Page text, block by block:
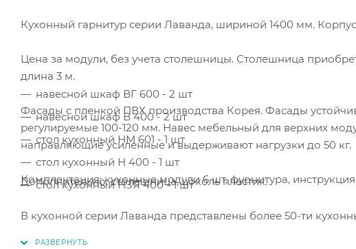
Кухонный гарнитур серии Лаванда, шириной 1400 мм.
Цена за модули, без учета столешницы. Столешница
длина 3 м.
Фасады с пленкой ПВХ производства Корея. Фасады
регулируемые 100-120 мм. Навес мебельный для верхних
направляющие усиленные и выдерживают нагрузки до 50 кг.
Комплектация: кухонные модули 6 шт, фурнитура,
навесной шкаф ВГ 600 - 2 шт
навесной шкаф В 400 - 2 шт
стол кухонный НМ 601 - 1 шт
стол кухонный Н 400 - 1 шт
стол кухонный НЗЯ 400 - 1 шт
Дополнительно: столешница, цоколь пластик.
В кухонной серии Лаванда представлены более 50-ти